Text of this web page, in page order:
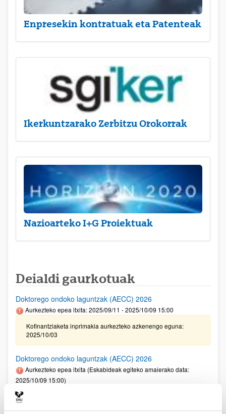
Enpresekin kontratuak eta Patenteak
Ikerkuntzarako Zerbitzu Orokorrak
Nazioarteko I+G Proiektuak
Deialdi gaurkotuak
Doktorego ondoko laguntzak (AECC) 2026
Aurkezteko epea itxita: 2025/09/11 - 2025/10/09 15:00
Kofinantziaketa inprimakia aurkezteko azkenengo eguna:
2025/10/03
Doktorego ondoko laguntzak (AECC) 2026
Aurkezteko epea itxita (Eskabideak egiteko amaierako data:
2025/10/09 15:00)